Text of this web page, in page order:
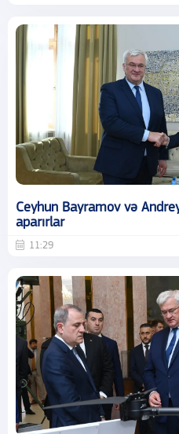
Ceyhun Bayramov və
aparırlar
11:29